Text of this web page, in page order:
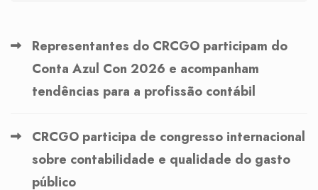
Representantes do CRCGO participam do
Conta Azul Con 2026 e acompanham
tendências para a profissão contábil
CRCGO participa de congresso internacional
sobre contabilidade e qualidade do gasto
público